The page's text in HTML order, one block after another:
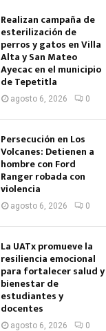
Realizan campaña de
esterilización de
perros y gatos en Villa
Alta y San Mateo
Ayecac en el municipio
de Tepetitla
agosto 6, 2026 0
Persecución en Los
Volcanes: Detienen a
hombre con Ford
Ranger robada con
violencia
agosto 6, 2026 0
La UATx promueve la
resiliencia emocional
para fortalecer salud y
bienestar de
estudiantes y
docentes
agosto 6, 2026 0